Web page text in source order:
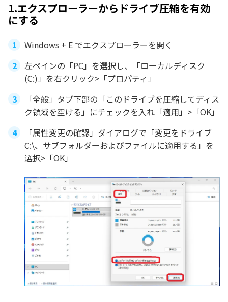
1.エクスプローラーからドライブ圧縮を有効
にする
Windows + E でエクスプローラーを開く
左ペインの「PC」を選択し、「ローカルディスク
(C:)」を右クリック>「プロパティ」
「全般」タブ下部の「このドライブを圧縮してディス
ク領域を空ける」にチェックを入れ「適用」>「OK」
「属性変更の確認」ダイアログで「変更をドライブ
C:\、サブフォルダーおよびファイルに適用する」を
選択>「OK」